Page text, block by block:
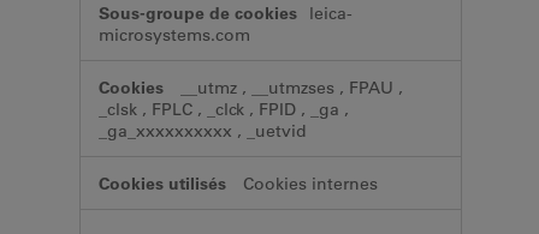
leica-
microsystems.com
__utmz , __utmzses , FPAU ,
_clsk , FPLC , _clck , FPID , _ga ,
_ga_xxxxxxxxxx , _uetvid
Cookies internes